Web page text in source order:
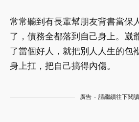
常常聽到有長輩幫朋友背書當保
了，債務全都落到自己身上。崴
了當個好人，就把別人人生的包
身上扛，把自己搞得內傷。
廣告 - 請繼續往下閱讀